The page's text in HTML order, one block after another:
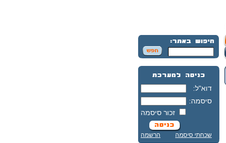
דוא"ל:
סיסמה:
זכור סיסמה
שכחתי סיסמה הרשמה